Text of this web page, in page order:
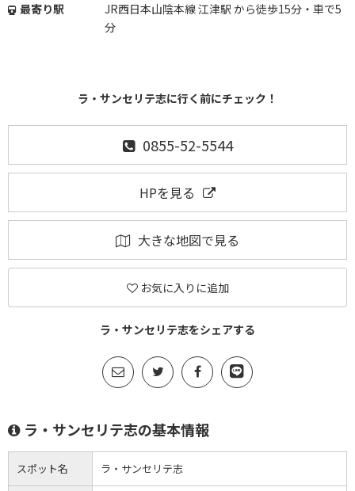
最寄り駅
JR西日本山陰本線 江津駅 から徒歩15分・車で5
分
ラ・サンセリテ志に行く前にチェック！
0855-52-5544
HPを見る
大きな地図で見る
お気に入りに追加
ラ・サンセリテ志をシェアする
ラ・サンセリテ志の基本情報
スポット名 ラ・サンセリテ志